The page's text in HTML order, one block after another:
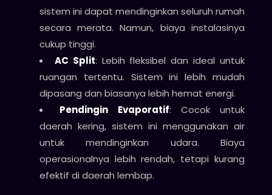
sistem ini dapat mendinginkan seluruh rumah
secara merata. Namun, biaya instalasinya
cukup tinggi.
AC Split: Lebih fleksibel dan ideal untuk
ruangan tertentu. Sistem ini lebih mudah
dipasang dan biasanya lebih hemat energi.
Pendingin Evaporatif: Cocok untuk
daerah kering, sistem ini menggunakan air
untuk mendinginkan udara. Biaya
operasionalnya lebih rendah, tetapi kurang
efektif di daerah lembap.